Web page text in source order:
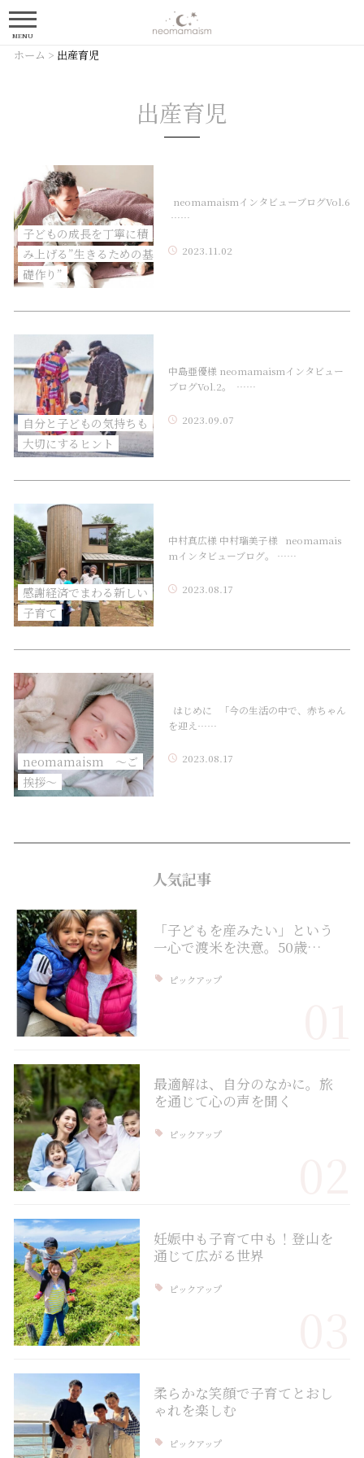
MENU
ホーム > 出産育児
出産育児
子どもの成長を丁寧に積
み上げる”生きるための基
礎作り”
neomamaismインタビューブログVol.6
……
2023.11.02
自分と子どもの気持ちも
大切にするヒント
中島亜優様 neomamaismインタビュー
ブログVol.2。 ……
2023.09.07
感謝経済でまわる新しい
子育て
中村真広様 中村瑠美子様 neomamais
mインタビューブログ。 ……
2023.08.17
neomamaism 〜ご
挨拶〜
はじめに 「今の生活の中で、赤ちゃん
を迎え……
2023.08.17
人気記事
「子どもを産みたい」という
一心で渡米を決意。50歳…
ピックアップ
最適解は、自分のなかに。旅
を通じて心の声を聞く
ピックアップ
妊娠中も子育て中も！登山を
通じて広がる世界
ピックアップ
柔らかな笑顔で子育てとおし
ゃれを楽しむ
ピックアップ